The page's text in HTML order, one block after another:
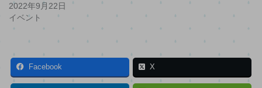
2022年9月22日
イベント
Facebook X